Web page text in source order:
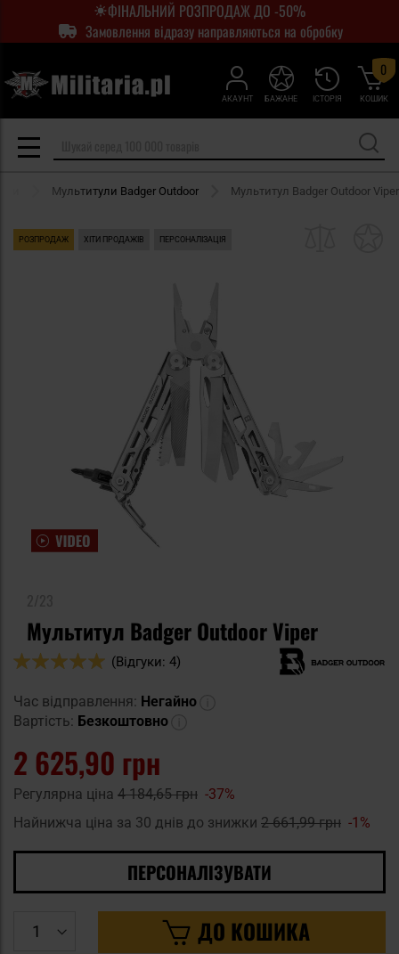
ФІНАЛЬНИЙ РОЗПРОДАЖ ДО -50%
Замовлення відразу направляються на обробку
АКАУНТ ІСТОРІЯ
БАЖАНЕ КОШИК
0
Мультитули Badger Outdoor Мультитул Badger Outdoor Viper
РОЗПРОДАЖ ХІТИ ПРОДАЖІВ ПЕРСОНАЛІЗАЦІЯ
Мультитул Badger Outdoor Viper
Оцінка:
(Відгуки: 4)
Час відправлення: Негайно
Вартість: Безкоштовно
2 625,90 грн
Регулярна ціна 4 184,65 грн -37%
Найнижча ціна за 30 днів до знижки 2 661,99 грн -1%
ПЕРСОНАЛІЗУВАТИ
ДО КОШИКА